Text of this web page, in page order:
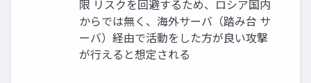
限 リスクを回避するため、ロシア国内
からでは無く、海外サーバ（踏み台 サ
ーバ）経由で活動をした方が良い攻撃
が行えると想定される